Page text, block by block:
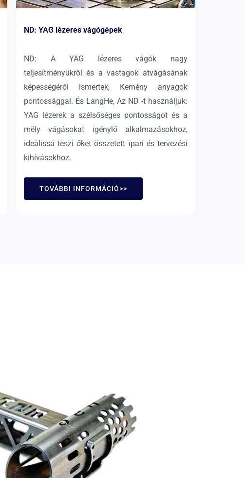
ND: YAG lézeres vágógépek
ND: A YAG lézeres vágók nagy
teljesítményükről és a vastagok átvágásának
képességéről ismertek, Kemény anyagok
pontossággal. És LangHe, Az ND -t használjuk:
YAG lézerek a szélsőséges pontosságot és a
mély vágásokat igénylő alkalmazásokhoz,
ideálissá teszi őket összetett ipari és tervezési
kihívásokhoz.
TOVÁBBI INFORMÁCIÓ>>